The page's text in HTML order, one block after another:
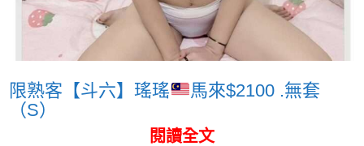
限熟客【斗六】瑤瑤
馬來$2100 .無套
（S）
閱讀全文